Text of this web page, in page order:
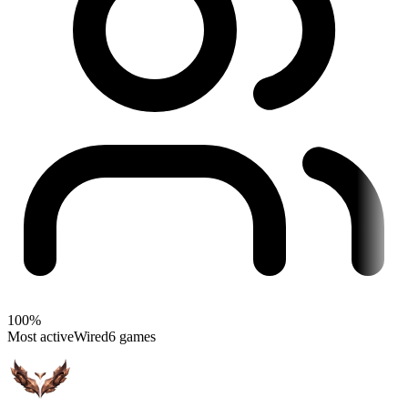
100%
Most activeWired6 games